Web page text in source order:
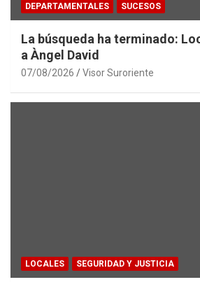
DEPARTAMENTALES SUCESOS
La búsqueda ha terminado:
a Àngel David
07/08/2026 Visor Suroriente
LOCALES SEGURIDAD Y JUSTICIA